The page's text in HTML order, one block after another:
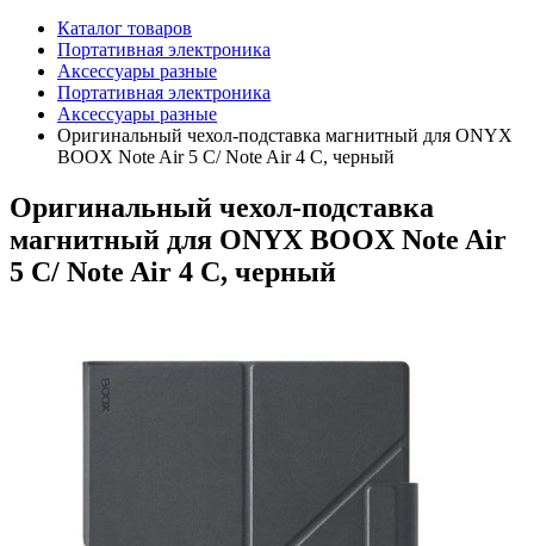
Каталог товаров
Портативная электроника
Аксессуары разные
Портативная электроника
Аксессуары разные
Оригинальный чехол-подставка магнитный для ONYX
BOOX Note Air 5 C/ Note Air 4 C, черный
Оригинальный чехол-подставка
магнитный для ONYX BOOX Note Air
5 C/ Note Air 4 C, черный